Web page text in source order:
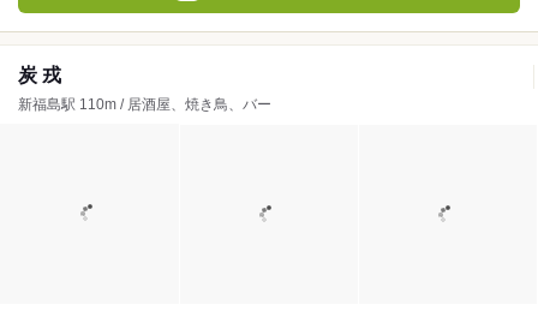
炭 戎
新福島駅 110m / 居酒屋、焼き鳥、バー